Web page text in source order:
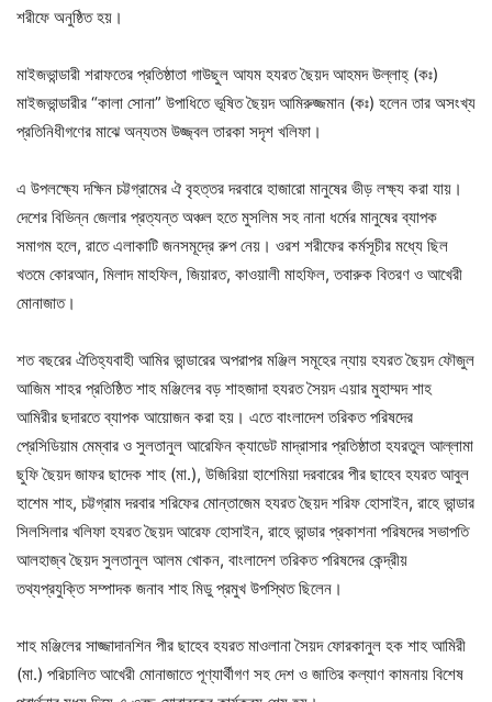
শরীফে অনুষ্ঠিত হয়।
মাইজভান্ডারী শরাফতের প্রতিষ্ঠাতা গাউছুল আযম হযরত ছৈয়দ আহমদ উল্লাহ্ (কঃ)
মাইজভান্ডারীর “কালা সোনা” উপাধিতে ভূষিত ছৈয়দ আমিরুজ্জমান (কঃ) হলেন তার অসংখ্য
প্রতিনিধীগণের মাঝে অন্যতম উজ্জ্বল তারকা সদৃশ খলিফা।
এ উপলক্ষ্যে দক্ষিন চট্টগ্রামের ঐ বৃহত্তর দরবারে হাজারো মানুষের ভীড় লক্ষ্য করা যায়।
দেশের বিভিন্ন জেলার প্রত্যন্ত অঞ্চল হতে মুসলিম সহ নানা ধর্মের মানুষের ব্যাপক
সমাগম হলে, রাতে এলাকাটি জনসমূদ্রে রুপ নেয়। ওরশ শরীফের কর্মসূচীর মধ্যে ছিল
খতমে কোরআন, মিলাদ মাহফিল, জিয়ারত, কাওয়ালী মাহফিল, তবারুক বিতরণ ও আখেরী
মোনাজাত।
শত বছরের ঐতিহ্যবাহী আমির ভান্ডারের অপরাপর মঞ্জিল সমূহের ন্যায় হযরত ছৈয়দ ফৌজুল
আজিম শাহর প্রতিষ্ঠিত শাহ মঞ্জিলের বড় শাহজাদা হযরত সৈয়দ এয়ার মুহাম্মদ শাহ
আমিরীর ছদারতে ব্যাপক আয়োজন করা হয়। এতে বাংলাদেশ তরিকত পরিষদের
প্রেসিডিয়াম মেম্বার ও সুলতানুল আরেফিন ক্যাডেট মাদ্রাসার প্রতিষ্ঠাতা হযরতুল আল্লামা
ছুফি ছৈয়দ জাফর ছাদেক শাহ (মা.), উজিরিয়া হাশেমিয়া দরবারের পীর ছাহেব হযরত আবুল
হাশেম শাহ, চট্টগ্রাম দরবার শরিফের মোন্তাজেম হযরত ছৈয়দ শরিফ হোসাইন, রাহে ভান্ডার
সিলসিলার খলিফা হযরত ছৈয়দ আরেফ হোসাইন, রাহে ভান্ডার প্রকাশনা পরিষদের সভাপতি
আলহাজ্ব ছৈয়দ সুলতানুল আলম খোকন, বাংলাদেশ তরিকত পরিষদের কেন্দ্রীয়
তথ্যপ্রযুক্তি সম্পাদক জনাব শাহ মিডু প্রমুখ উপস্থিত ছিলেন।
শাহ মঞ্জিলের সাজ্জাদানশিন পীর ছাহেব হযরত মাওলানা সৈয়দ ফোরকানুল হক শাহ আমিরী
(মা.) পরিচালিত আখেরী মোনাজাতে পূণ্যার্থীগণ সহ দেশ ও জাতির কল্যাণ কামনায় বিশেষ